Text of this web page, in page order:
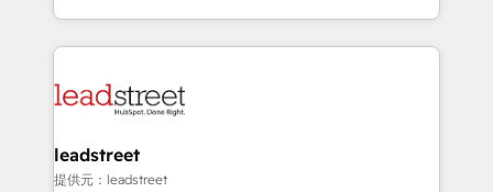
we blend strategy, creativity, and technology to help
custom HubSpot CRM solutions. Our experts design,
implement, and optimize systems to enhance user
marketing, and service teams. From setup to
management, and speed up deal closures. With 500+
projects completed, our Agile approach ensures your
leadstreet
提供元：leadstreet